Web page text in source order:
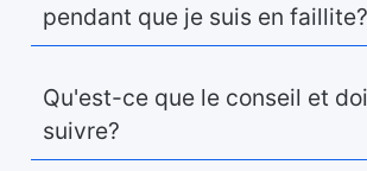
pendant que je suis en faillite?
Qu'est-ce que le conseil et
suivre?